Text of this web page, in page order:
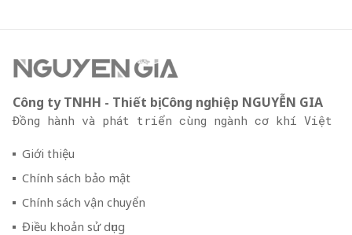
Công ty TNHH - Thiết bị Công nghiệp NGUYỄN GIA
Đồng hành và phát triển cùng ngành cơ khí Việt
Giới thiệu
Chính sách bảo mật
Chính sách vận chuyển
Điều khoản sử dụng